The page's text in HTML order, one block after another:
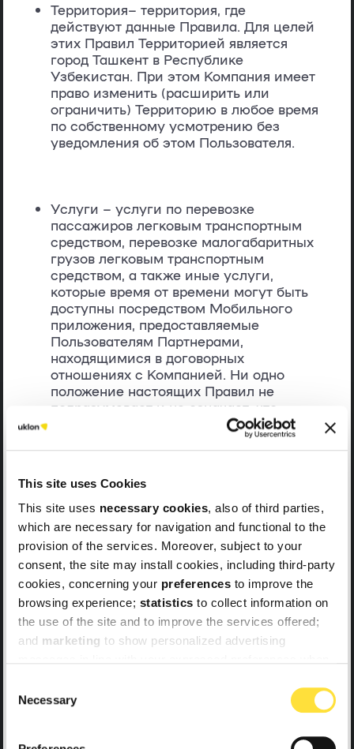
This site uses Cookies
This site uses necessary cookies, also of third parties,
which are necessary for navigation and functional to the
provision of the services. Moreover, subject to your
consent, the site may install cookies, including third-party
cookies, concerning your preferences to improve the
browsing experience; statistics to collect information on
the use of the site and to improve the services offered;
and marketing to show personalized advertising
ourCookie Policy
To browse the site without cookies other than necessary
Selection
Necessary
Территория– территория, где
действуют данные Правила. Для целей
этих Правил Территорией является
город Ташкент в Республике
Узбекистан. При этом Компания имеет
право изменить (расширить или
ограничить) Территорию в любое время
по собственному усмотрению без
уведомления об этом Пользователя.
Услуги – услуги по перевозке
пассажиров легковым транспортным
средством, перевозке малогабаритных
грузов легковым транспортным
средством, а также иные услуги,
которые время от времени могут быть
доступны посредством Мобильного
приложения, предоставляемые
Пользователям Партнерами,
находящимися в договорных
отношениях с Компанией. Ни одно
положение настоящих Правил не
подразумевает и не означает, что
Компания предоставляет или может
Порядок получения и использования
Промокодов
Для возможности получить Промокод
лицо должно быть Пользователем
Онлайн-сервиса «Uklon» и
активировать функцию “Скидки на
Мобильного Приложения.